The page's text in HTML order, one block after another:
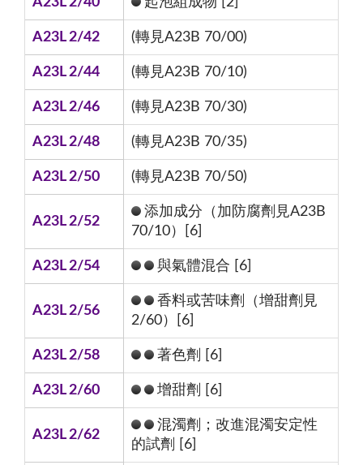
A23L 2/42 (轉見A23B 70/00)
A23L 2/44 (轉見A23B 70/10)
A23L 2/46 (轉見A23B 70/30)
A23L 2/48 (轉見A23B 70/35)
A23L 2/50 (轉見A23B 70/50)
A23L 2/52
添加成分（加防腐劑見A23B
70/10）[6]
A23L 2/54 與氣體混合 [6]
A23L 2/56
香料或苦味劑（增甜劑見
2/60）[6]
A23L 2/58 著色劑 [6]
A23L 2/60 增甜劑 [6]
A23L 2/62
混濁劑；改進混濁安定性
的試劑 [6]